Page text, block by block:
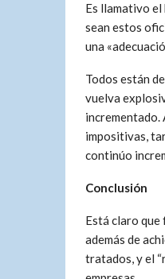
Es llamativo el
sean estos
una
Todos están
vuelva
incrementado.
impositivas,
continúo
Conclusión
Está claro que
además de
tratados, y el